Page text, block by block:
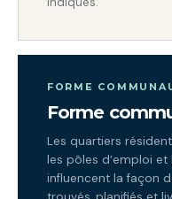
FORME
Forme
Les quartiers
les pôles d’emploi
influencent la façon